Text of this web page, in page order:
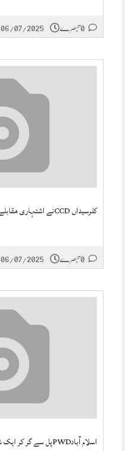
06/07/2025
کلرسیداں CCDنے اشتہاری مقابلے میں پار کردیا
06/07/2025
اسلام آبادPWDپل سے گر کر ایک شخص جاں بحق